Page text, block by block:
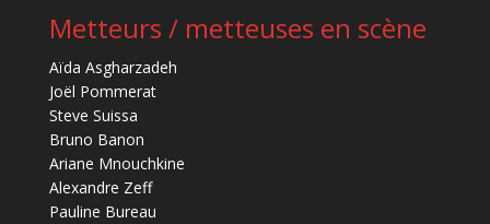
Metteurs / metteuses en scène
Aïda Asgharzadeh
Joël Pommerat
Steve Suissa
Bruno Banon
Ariane Mnouchkine
Alexandre Zeff
Pauline Bureau